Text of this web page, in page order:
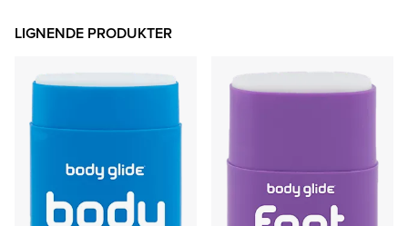
LIGNENDE PRODUKTER